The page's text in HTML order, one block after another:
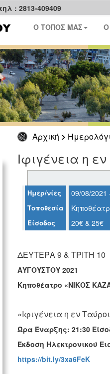
: 2813-409409
Ο ΤΟΠΟΣ ΜΑΣ
Αρχική
Ιφιγένεια η
Ημερ/νίες 09/08/2021
Τοποθεσία
Είσοδος 20€ & 25€
ΔΕΥΤΕΡΑ 9 & ΤΡΙΤΗ 10
ΑΥΓΟΥΣΤΟΥ 2021
Κηποθέατρο «ΝΙΚΟΣ
«Ιφιγένεια η εν
Ώρα Έναρξης: 21:30
Έκδοση Ηλεκτρονικού
https://bit.ly/3xa6FeK